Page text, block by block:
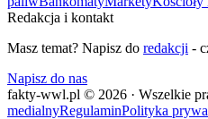
Redakcja i kontakt
Masz temat? Napisz do redakcji -
Napisz do nas
fakty-wwl.pl © 2026 · Wszelkie
medialnyRegulaminPolityka